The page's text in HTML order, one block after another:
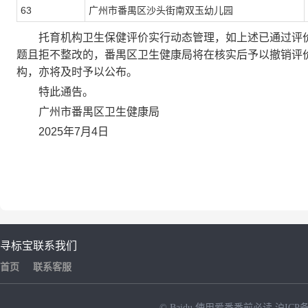
63 广州市番禺区沙头街南双玉幼儿园
托育机构卫生保健评价实行动态管理，如上述已通过评
题且拒不整改的，番禺区卫生健康局将在核实后予以撤销
构，亦将及时予以公布。
特此通告。
广州市番禺区卫生健康局
2025年7月4日
寻标宝
首页
联系我们
联系客服